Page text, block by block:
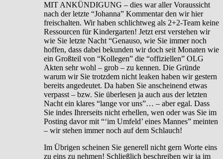
MIT ANKÜNDIGUNG – dies war aller Voraussicht
nach der letzte “Johanna” Kommentar den wir hier
freischalten. Wir haben schlichtweg als 2+2-Team keine
Ressourcen für Kindergarten! Jetzt erst verstehen wir
wie Sie letzte Nacht “Genauso, wie Sie immer noch
hoffen, dass dabei bekunden wir doch seit Monaten wie
ein Großteil von “Kollegen” die “offiziellen” OLG
Akten sehr wohl – grob – zu kennen. Die Gründe
warum wir Sie trotzdem nicht leaken haben wir gestern
bereits angedeutet. Da haben Sie anscheinend etwas
verpasst – bzw. Sie überlesen ja auch aus der letzten
Nacht ein klares “lange vor uns”… – aber egal. Dass
Sie indes Ihrerseits nicht erhellen, wen oder was Sie im
Posting davor mit “‘im Umfeld’ eines Mannes” meinten
– wir stehen immer noch auf dem Schlauch!
Im Übrigen scheinen Sie generell nicht gern Worte eins
zu eins zu nehmen! Schließlich beschreiben wir ja im